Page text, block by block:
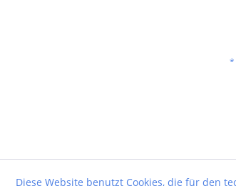
*
Diese Website benutzt Cookies, die für den